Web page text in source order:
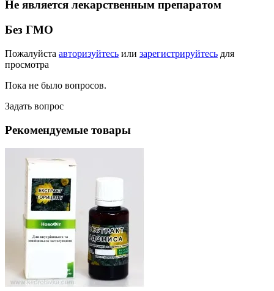
Не является лекарственным препаратом
Без ГМО
Пожалуйста авторизуйтесь или зарегистрируйтесь для
просмотра
Пока не было вопросов.
Задать вопрос
Рекомендуемые товары